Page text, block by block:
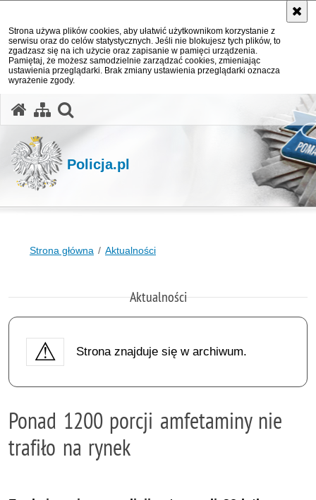
Strona używa plików cookies, aby ułatwić użytkownikom korzystanie z
serwisu oraz do celów statystycznych. Jeśli nie blokujesz tych plików, to
zgadzasz się na ich użycie oraz zapisanie w pamięci urządzenia.
Pamiętaj, że możesz samodzielnie zarządzać cookies, zmieniając
ustawienia przeglądarki. Brak zmiany ustawienia przeglądarki oznacza
wyrażenie zgody.
Policja.pl
Strona główna Aktualności
Aktualności
Strona znajduje się w archiwum.
Ponad 1200 porcji amfetaminy nie
trafiło na rynek